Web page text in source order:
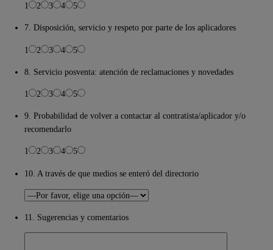
1 2 3 4 5
7. Disposición, servicio y respeto por parte de los aplicadores
1 2 3 4 5
8. Servicio posventa: atención de reclamaciones y novedades
1 2 3 4 5
9. Probabilidad de volver a contactar al contratista/aplicador y/o
recomendarlo
1 2 3 4 5
10. A través de que medios se enteró del directorio
11. Sugerencias y comentarios